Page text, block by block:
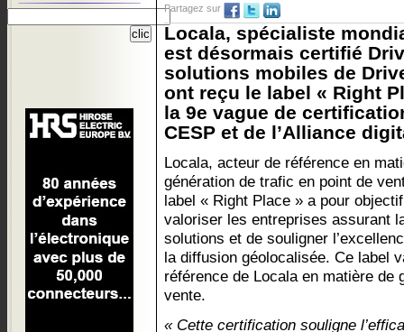
Partagez sur
Locala, spécialiste
est désormais certifié
solutions mobiles de
ont reçu le label « Right
la 9e vague de
CESP et de l’Alliance
Locala, acteur de référence en
génération de trafic en point de
label « Right Place » a pour
valoriser les entreprises assurant
solutions et de souligner
la diffusion géolocalisée. Ce label
référence de Locala en matière de
vente.
« Cette certification souligne